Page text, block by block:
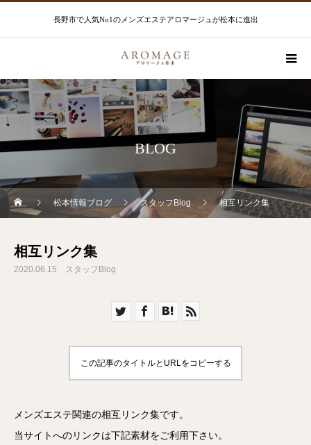
長野市で人気No1のメンズエステアロマージュが松本に進出
BLOG
松本情報ブログ スタッフBlog 相互リンク集
相互リンク集
2020.06.15 スタッフBlog
この記事のタイトルとURLをコピーする
メンズエステ関連の相互リンク集です。
当サイトへのリンクは下記素材をご利用下さい。